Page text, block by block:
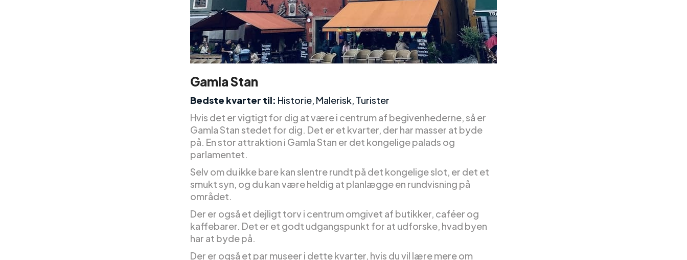
Gamla Stan
Bedste kvarter til: Historie, Malerisk, Turister
Hvis det er vigtigt for dig at være i centrum af begivenhederne, så er
Gamla Stan stedet for dig. Det er et kvarter, der har masser at byde
på. En stor attraktion i Gamla Stan er det kongelige palads og
parlamentet.
Selv om du ikke bare kan slentre rundt på det kongelige slot, er det et
smukt syn, og du kan være heldig at planlægge en rundvisning på
området.
Der er også et dejligt torv i centrum omgivet af butikker, caféer og
kaffebarer. Det er et godt udgangspunkt for at udforske, hvad byen
har at byde på.
Der er også et par museer i dette kvarter, hvis du vil lære mere om